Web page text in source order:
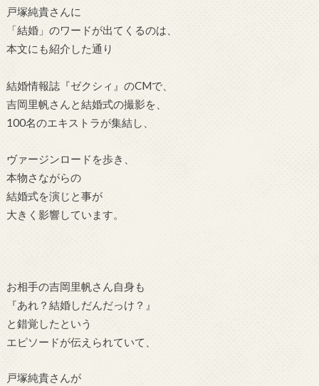
戸塚純貴さんに
「結婚」のワードが出てくるのは、
本文にも紹介した通り
結婚情報誌『ゼクシィ』のCMで、
吉岡里帆さんと結婚式の撮影を、
100名のエキストラが集結し、
ヴァージンロードを歩き、
本物さながらの
結婚式を演じと事が
大きく影響しています。
お相手の吉岡里帆さん自身も
『あれ？結婚しだんだっけ？』
と錯覚したという
エピソードが伝えられていて、
戸塚純貴さんが